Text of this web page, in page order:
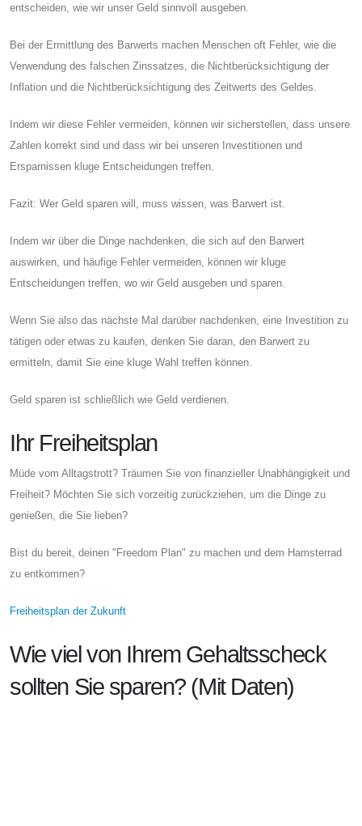
entscheiden, wie wir unser Geld sinnvoll ausgeben.
Bei der Ermittlung des Barwerts machen Menschen oft Fehler, wie die
Verwendung des falschen Zinssatzes, die Nichtberücksichtigung der
Inflation und die Nichtberücksichtigung des Zeitwerts des Geldes.
Indem wir diese Fehler vermeiden, können wir sicherstellen, dass unsere
Zahlen korrekt sind und dass wir bei unseren Investitionen und
Ersparnissen kluge Entscheidungen treffen.
Fazit: Wer Geld sparen will, muss wissen, was Barwert ist.
Indem wir über die Dinge nachdenken, die sich auf den Barwert
auswirken, und häufige Fehler vermeiden, können wir kluge
Entscheidungen treffen, wo wir Geld ausgeben und sparen.
Wenn Sie also das nächste Mal darüber nachdenken, eine Investition zu
tätigen oder etwas zu kaufen, denken Sie daran, den Barwert zu
ermitteln, damit Sie eine kluge Wahl treffen können.
Geld sparen ist schließlich wie Geld verdienen.
Ihr Freiheitsplan
Müde vom Alltagstrott? Träumen Sie von finanzieller Unabhängigkeit und
Freiheit? Möchten Sie sich vorzeitig zurückziehen, um die Dinge zu
genießen, die Sie lieben?
Bist du bereit, deinen "Freedom Plan" zu machen und dem Hamsterrad
zu entkommen?
Freiheitsplan der Zukunft
Wie viel von Ihrem Gehaltsscheck
sollten Sie sparen? (Mit Daten)